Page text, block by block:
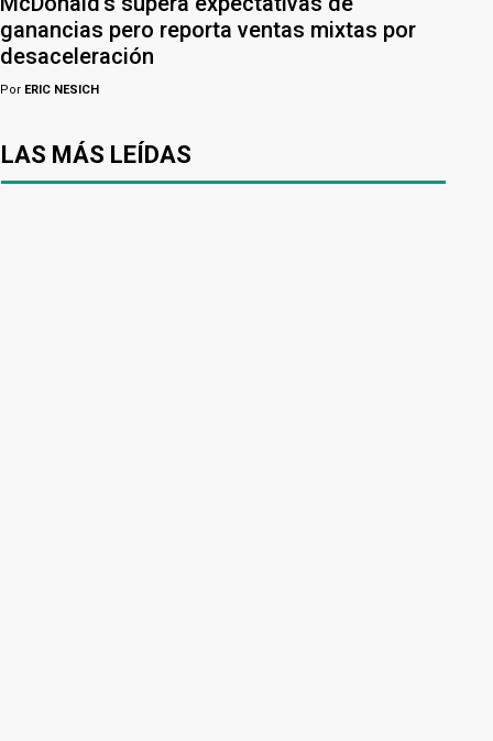
ganancias pero reporta ventas mixtas por
desaceleración
Por ERIC NESICH
LAS MÁS LEÍDAS